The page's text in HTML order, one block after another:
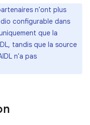
n'ont plus
configurable dans
que la
tandis que la source
n'a pas